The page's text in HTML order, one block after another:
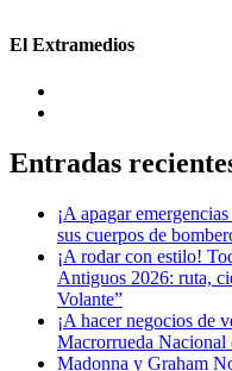
El Extramedios
Entradas
¡A apagar
sus cuerpos de
¡A rodar con estilo!
Antiguos 2026: ruta,
Volante”
¡A hacer negocios de
Macrorrueda
Madonna y Graham